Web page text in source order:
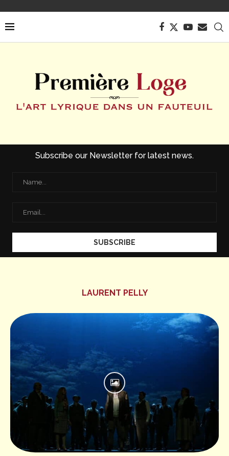
Subscribe our Newsletter for latest news.
LAURENT PELLY